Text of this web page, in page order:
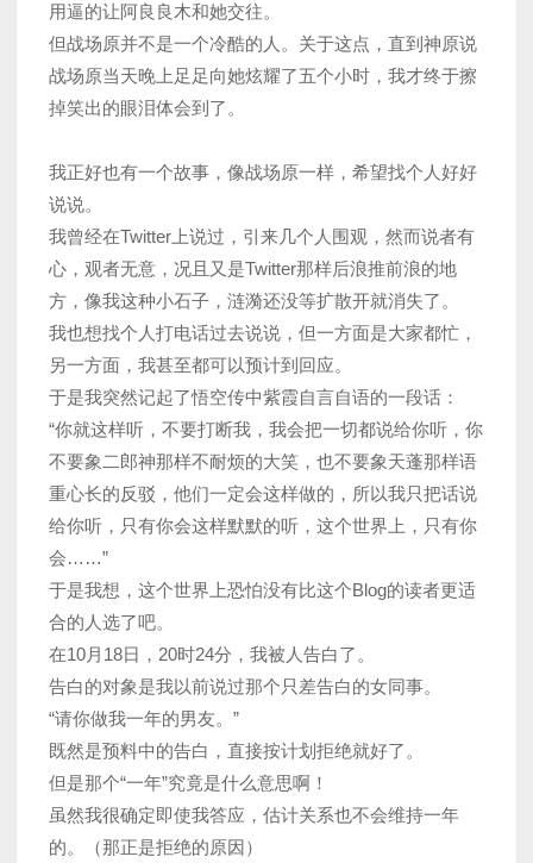
用逼的让阿良良木和她交往。
但战场原并不是一个冷酷的人。关于这点，直到神原说
战场原当天晚上足足向她炫耀了五个小时，我才终于擦
掉笑出的眼泪体会到了。
我正好也有一个故事，像战场原一样，希望找个人好好
说说。
我曾经在Twitter上说过，引来几个人围观，然而说者有
心，观者无意，况且又是Twitter那样后浪推前浪的地
方，像我这种小石子，涟漪还没等扩散开就消失了。
我也想找个人打电话过去说说，但一方面是大家都忙，
另一方面，我甚至都可以预计到回应。
于是我突然记起了悟空传中紫霞自言自语的一段话：
“你就这样听，不要打断我，我会把一切都说给你听，你
不要象二郎神那样不耐烦的大笑，也不要象天蓬那样语
重心长的反驳，他们一定会这样做的，所以我只把话说
给你听，只有你会这样默默的听，这个世界上，只有你
会……”
于是我想，这个世界上恐怕没有比这个Blog的读者更适
合的人选了吧。
在10月18日，20时24分，我被人告白了。
告白的对象是我以前说过那个只差告白的女同事。
“请你做我一年的男友。”
既然是预料中的告白，直接按计划拒绝就好了。
但是那个“一年”究竟是什么意思啊！
虽然我很确定即使我答应，估计关系也不会维持一年
的。（那正是拒绝的原因）